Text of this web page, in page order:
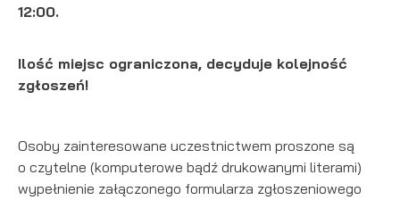
12:00.
Ilość miejsc ograniczona, decyduje kolejność
zgłoszeń!
Osoby zainteresowane uczestnictwem proszone są
o czytelne (komputerowe bądź drukowanymi literami)
wypełnienie załączonego formularza zgłoszeniowego